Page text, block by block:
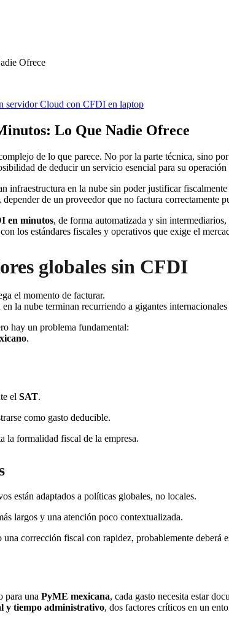
Ofrece
Lo Que Nadie Ofrece
de lo que parece. No por la parte técnica, sino
de deducir un servicio esencial para su
infraestructura en la nube sin poder justificar
de un proveedor que no factura correctamente
en minutos, de forma automatizada y sin
los estándares fiscales y operativos que exige el
globales sin CFDI
el momento de facturar.
la nube terminan recurriendo a gigantes
hay un problema fundamental:
.
el SAT.
como gasto deducible.
la formalidad fiscal de la empresa.
están adaptados a políticas globales, no locales.
largos y una atención poco contextualizada.
corrección fiscal con rapidez, probablemente deberá
para una PyME mexicana, cada gasto necesita estar
y tiempo administrativo, dos factores críticos en un